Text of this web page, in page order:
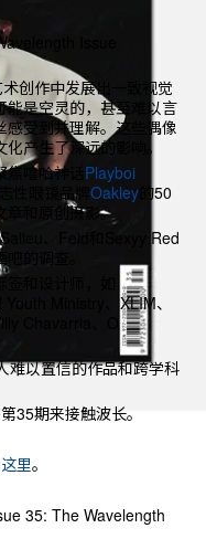
Issue
创作中发展出一致视觉
能是空灵的，甚至难以言
受到并理解。这些偶像
产生了深远的影响。
嘻哈神话 Playboi
性眼镜品牌 Oakley 的50
和原创摄影。
、Feid和Sexyy Red
的调查。
和设计师，如
Ministry、XLIM、
Chavarria、O
难以置信的作品和跨学科
35期来接触波长。
这里。
35: The Wavelength